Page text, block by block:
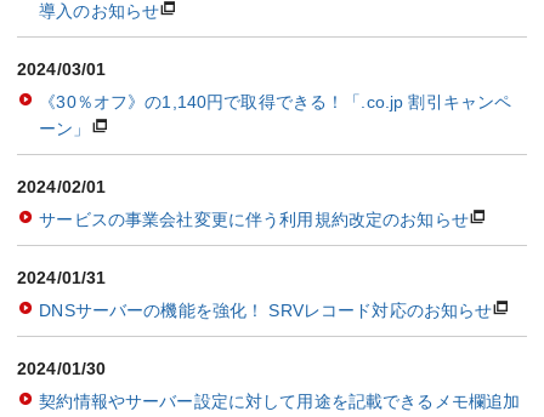
導入のお知らせ
2024/03/01
《30％オフ》の1,140円で取得できる！「.co.jp 割引キャンペ
ーン」
2024/02/01
サービスの事業会社変更に伴う利用規約改定のお知らせ
2024/01/31
DNSサーバーの機能を強化！ SRVレコード対応のお知らせ
2024/01/30
契約情報やサーバー設定に対して用途を記載できるメモ欄追加